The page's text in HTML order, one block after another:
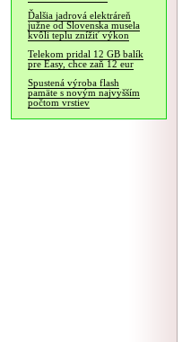
Ďalšia jadrová elektráreň
južne od Slovenska musela
kvôli teplu znížiť výkon
Telekom pridal 12 GB balík
pre Easy, chce zaň 12 eur
Spustená výroba flash
pamäte s novým najvyšším
počtom vrstiev